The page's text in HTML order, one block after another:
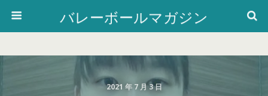
バレーボールマガジン
2021 年 7 月 3 日